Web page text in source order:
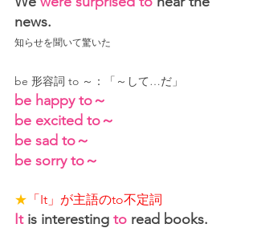
news.
知らせを聞いて驚いた
be 形容詞 to ～：「～して…だ」
be happy to～
be excited to～
be sad to～
be sorry to～
★ 「It」が主語のto不定詞
It is interesting to read books.